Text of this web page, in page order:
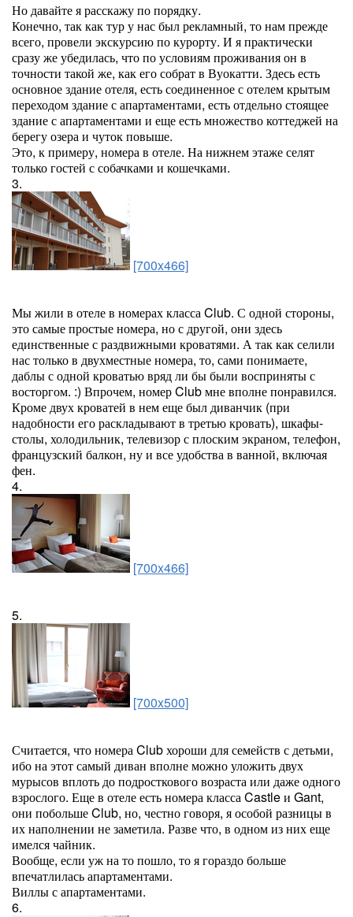
Но давайте я расскажу по порядку.
Конечно, так как тур у нас был рекламный, то нам прежде
всего, провели экскурсию по курорту. И я практически
сразу же убедилась, что по условиям проживания он в
точности такой же, как его собрат в Вуокатти. Здесь есть
основное здание отеля, есть соединенное с отелем крытым
переходом здание с апартаментами, есть отдельно стоящее
здание с апартаментами и еще есть множество коттеджей на
берегу озера и чуток повыше.
Это, к примеру, номера в отеле. На нижнем этаже селят
только гостей с собачками и кошечками.
3.
[700x466]
Мы жили в отеле в номерах класса Club. С одной стороны,
это самые простые номера, но с другой, они здесь
единственные с раздвижными кроватями. А так как селили
нас только в двухместные номера, то, сами понимаете,
даблы с одной кроватью вряд ли бы были восприняты с
восторгом. :) Впрочем, номер Club мне вполне понравился.
Кроме двух кроватей в нем еще был диванчик (при
надобности его раскладывают в третью кровать), шкафы-
столы, холодильник, телевизор с плоским экраном, телефон,
французский балкон, ну и все удобства в ванной, включая
фен.
4.
[700x466]
5.
[700x500]
Считается, что номера Club хороши для семейств с детьми,
ибо на этот самый диван вполне можно уложить двух
мурысов вплоть до подросткового возраста или даже одного
взрослого. Еще в отеле есть номера класса Castle и Gant,
они побольше Club, но, честно говоря, я особой разницы в
их наполнении не заметила. Разве что, в одном из них еще
имелся чайник.
Вообще, если уж на то пошло, то я гораздо больше
впечатлилась апартаментами.
Виллы с апартаментами.
6.